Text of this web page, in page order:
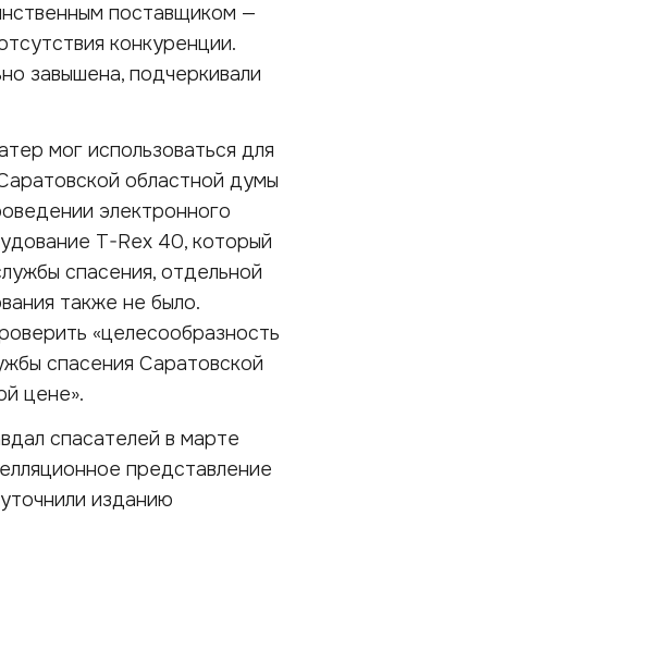
поставщиком —
конкуренции.
завышена, подчеркивали
мог использоваться для
областной думы
электронного
T-Rex 40, который
спасения, отдельной
также не было.
«целесообразность
спасения Саратовской
цене».
спасателей в марте
представление
изданию